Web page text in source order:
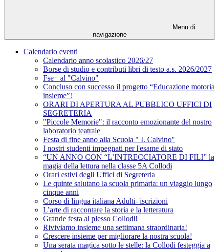
Menu di
navigazione
Calendario eventi
Calendario anno scolastico 2026/27
Borse di studio e contributi libri di testo a.s. 2026/2027
Fse+ al "Calvino"
Concluso con successo il progetto “Educazione motoria
insieme”!
ORARI DI APERTURA AL PUBBLICO UFFICI DI
SEGRETERIA
"Piccole Memorie": il racconto emozionante del nostro
laboratorio teatrale
Festa di fine anno alla Scuola " I. Calvino"
I nostri studenti impegnati per l'esame di stato
“UN ANNO CON “L’INTRECCIATORE DI FILI” la
magia della lettura nella classe 5A Collodi
Orari estivi degli Uffici di Segreteria
Le quinte salutano la scuola primaria: un viaggio lungo
cinque anni
Corso di lingua italiana Adulti- iscrizioni
L’arte di raccontare la storia e la letteratura
Grande festa al plesso Collodi!
Riviviamo insieme una settimana straordinaria!
Crescere insieme per migliorare la nostra scuola!
Una serata magica sotto le stelle: la Collodi festeggia a